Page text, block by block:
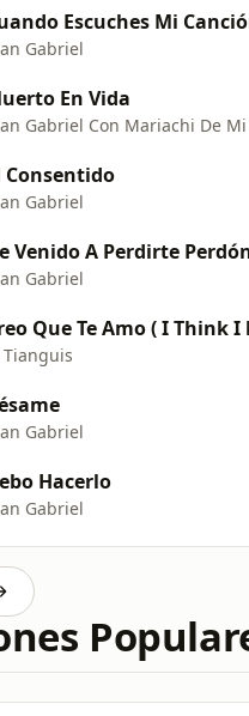
Escuches Mi
Gabriel
En Vida
Gabriel Con Mariachi De
Consentido
Gabriel
Venido A Perdirte
Gabriel
Que Te Amo ( I Think I
Tianguis
Gabriel
Hacerlo
Gabriel